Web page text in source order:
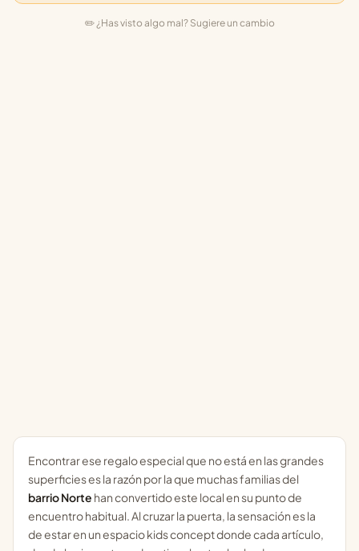
Encontrar ese regalo especial que no está en las grandes
superficies es la razón por la que muchas familias del
barrio Norte han convertido este local en su punto de
encuentro habitual. Al cruzar la puerta, la sensación es la
de estar en un espaciokids conceptdonde cada artículo,
✏️ ¿Has visto algo mal? Sugiere un cambio